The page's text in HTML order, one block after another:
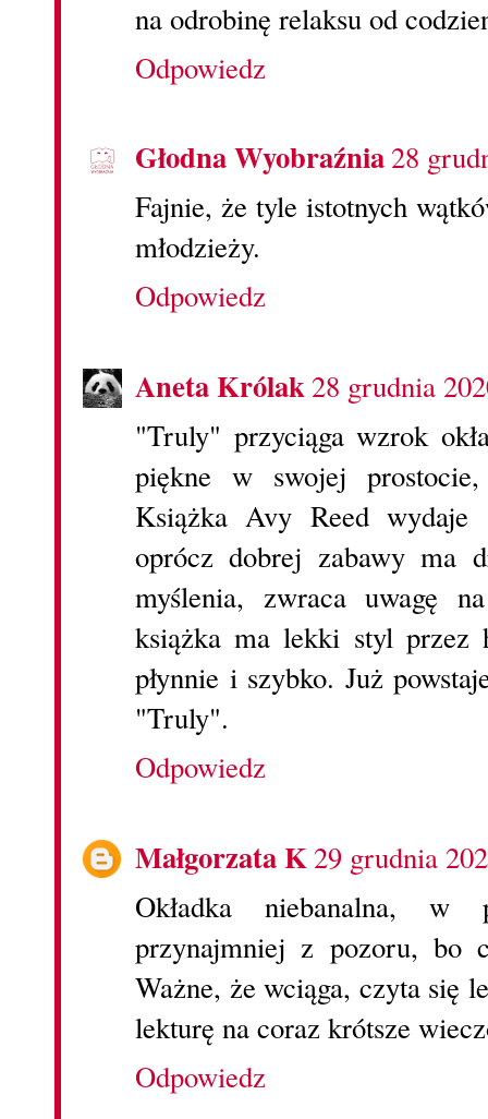
na odrobinę relaksu od
Odpowiedz
Głodna Wyobraźnia28
Fajnie, że tyle istotnych
młodzieży.
Odpowiedz
Aneta Królak28 grudnia
"Truly" przyciąga wzrok
piękne w swojej
Książka Avy Reed
oprócz dobrej zabawy ma
myślenia, zwraca uwagę
książka ma lekki styl przez
płynnie i szybko. Już
"Truly".
Odpowiedz
Małgorzata K29 grudnia
Okładka niebanalna, w
przynajmniej z pozoru, bo
Ważne, że wciąga, czyta się
lekturę na coraz krótsze
Odpowiedz